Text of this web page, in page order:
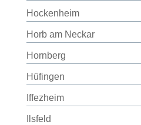
Hockenheim
Horb am Neckar
Hornberg
Hüfingen
Iffezheim
Ilsfeld